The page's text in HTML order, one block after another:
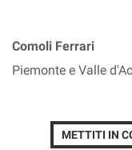
Comoli Ferrari
Piemonte e Valle
METTITI IN